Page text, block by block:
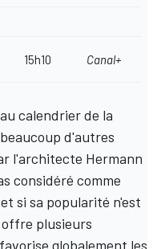
15h10 Canal+
calendrier de la
d'autres
l'architecte Hermann
considéré comme
si sa popularité n'est
offre plusieurs
globalement les